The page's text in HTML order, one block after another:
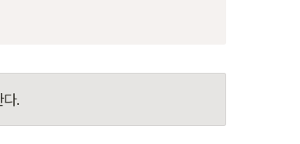
.